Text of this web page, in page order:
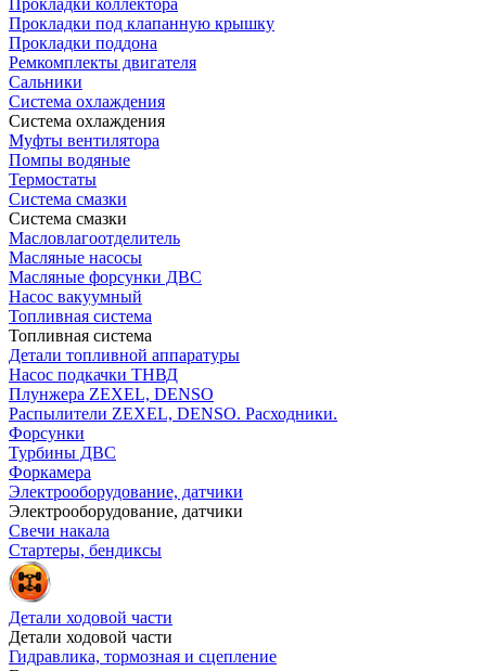
Прокладки коллектора
Прокладки под клапанную крышку
Прокладки поддона
Ремкомплекты двигателя
Сальники
Система охлаждения
Система охлаждения
Муфты вентилятора
Помпы водяные
Термостаты
Система смазки
Система смазки
Масловлагоотделитель
Масляные насосы
Масляные форсунки ДВС
Насос вакуумный
Топливная система
Топливная система
Детали топливной аппаратуры
Насос подкачки ТНВД
Плунжера ZEXEL, DENSO
Распылители ZEXEL, DENSO. Расходники.
Форсунки
Турбины ДВС
Форкамера
Электрооборудование, датчики
Электрооборудование, датчики
Свечи накала
Стартеры, бендиксы
Детали ходовой части
Детали ходовой части
Гидравлика, тормозная и сцепление